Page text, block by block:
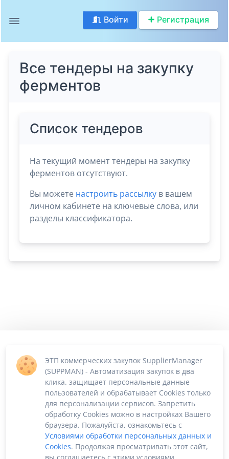
Войти Регистрация
Все тендеры на закупку
ферментов
Список тендеров
На текущий момент тендеры на закупку
ферментов отсутствуют.
Вы можете настроить рассылку в вашем
личном кабинете на ключевые слова, или
разделы классификатора.
ЭТП коммерческих закупок SupplierManager
(SUPPMAN) - Автоматизация закупок в два
клика. защищает персональные данные
пользователей и обрабатывает Cookies только
для персонализации сервисов. Запретить
обработку Cookies можно в настройках Вашего
браузера. Пожалуйста, ознакомьтесь с
Условиями обработки персональных данных и
Cookies. Продолжая просматривать этот сайт,